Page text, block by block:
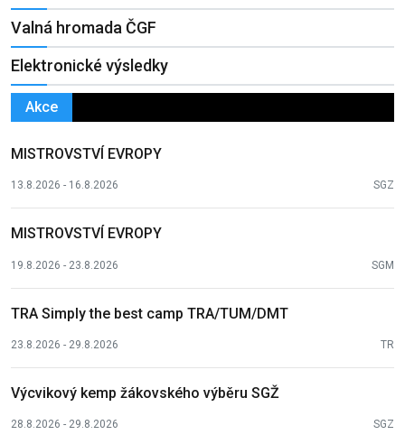
Valná hromada ČGF
Elektronické výsledky
Akce
MISTROVSTVÍ EVROPY
13.8.2026 - 16.8.2026 SGZ
MISTROVSTVÍ EVROPY
19.8.2026 - 23.8.2026 SGM
TRA Simply the best camp TRA/TUM/DMT
23.8.2026 - 29.8.2026 TR
Výcvikový kemp žákovského výběru SGŽ
28.8.2026 - 29.8.2026 SGZ